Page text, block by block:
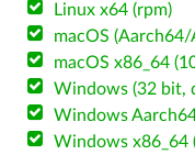
Linux x64 (rpm)
macOS
macOS x86_64
Windows (32 bit,
Windows
Windows x86_64